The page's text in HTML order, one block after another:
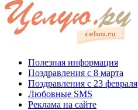
Полезная информация
Поздравления с 8 марта
Поздравления с 23 февраля
Любовные SMS
Реклама на сайте